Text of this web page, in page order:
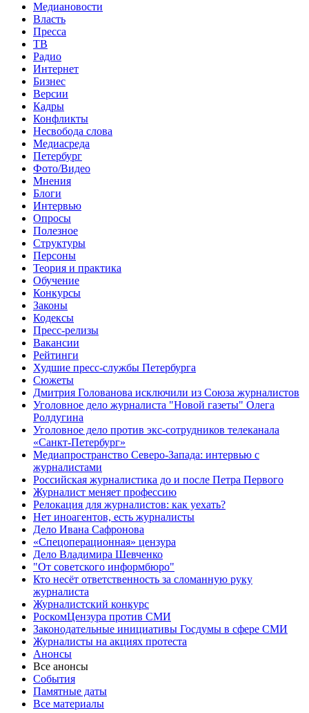
Медиановости
Власть
Пресса
ТВ
Радио
Интернет
Бизнес
Версии
Кадры
Конфликты
Несвобода слова
Медиасреда
Петербург
Фото/Видео
Мнения
Блоги
Интервью
Опросы
Полезное
Структуры
Персоны
Теория и практика
Обучение
Конкурсы
Законы
Кодексы
Пресс-релизы
Вакансии
Рейтинги
Худшие пресс-службы Петербурга
Сюжеты
Дмитрия Голованова исключили из Союза журналистов
Уголовное дело журналиста "Новой газеты" Олега
Ролдугина
Уголовное дело против экс-сотрудников телеканала
«Санкт-Петербург»
Медиапространство Северо-Запада: интервью с
журналистами
Российская журналистика до и после Петра Первого
Журналист меняет профессию
Релокация для журналистов: как уехать?
Нет иноагентов, есть журналисты
Дело Ивана Сафронова
«Спецоперационная» цензура
Дело Владимира Шевченко
"От советского информбюро"
Кто несёт ответственность за сломанную руку
журналиста
Журналистский конкурс
РоскомЦензура против СМИ
Законодательные инициативы Госдумы в сфере СМИ
Журналисты на акциях протеста
Анонсы
Все анонсы
События
Памятные даты
Все материалы